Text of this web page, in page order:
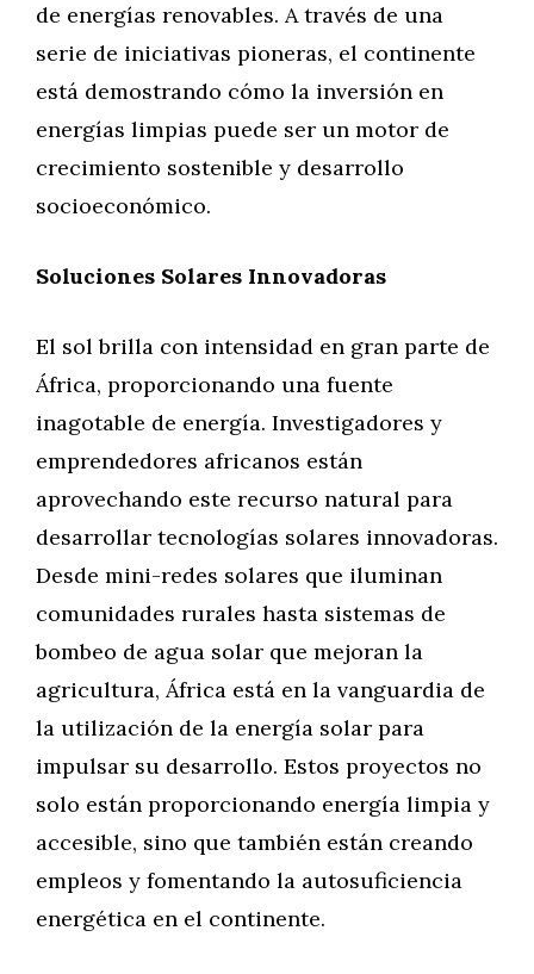
de energías renovables. A través de una
serie de iniciativas pioneras, el continente
está demostrando cómo la inversión en
energías limpias puede ser un motor de
crecimiento sostenible y desarrollo
socioeconómico.
Soluciones Solares Innovadoras
El sol brilla con intensidad en gran parte de
África, proporcionando una fuente
inagotable de energía. Investigadores y
emprendedores africanos están
aprovechando este recurso natural para
desarrollar tecnologías solares innovadoras.
Desde mini-redes solares que iluminan
comunidades rurales hasta sistemas de
bombeo de agua solar que mejoran la
agricultura, África está en la vanguardia de
la utilización de la energía solar para
impulsar su desarrollo. Estos proyectos no
solo están proporcionando energía limpia y
accesible, sino que también están creando
empleos y fomentando la autosuficiencia
energética en el continente.